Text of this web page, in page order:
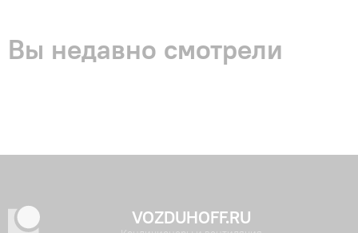
Вы недавно смотрели
VOZDUHOFF.RU